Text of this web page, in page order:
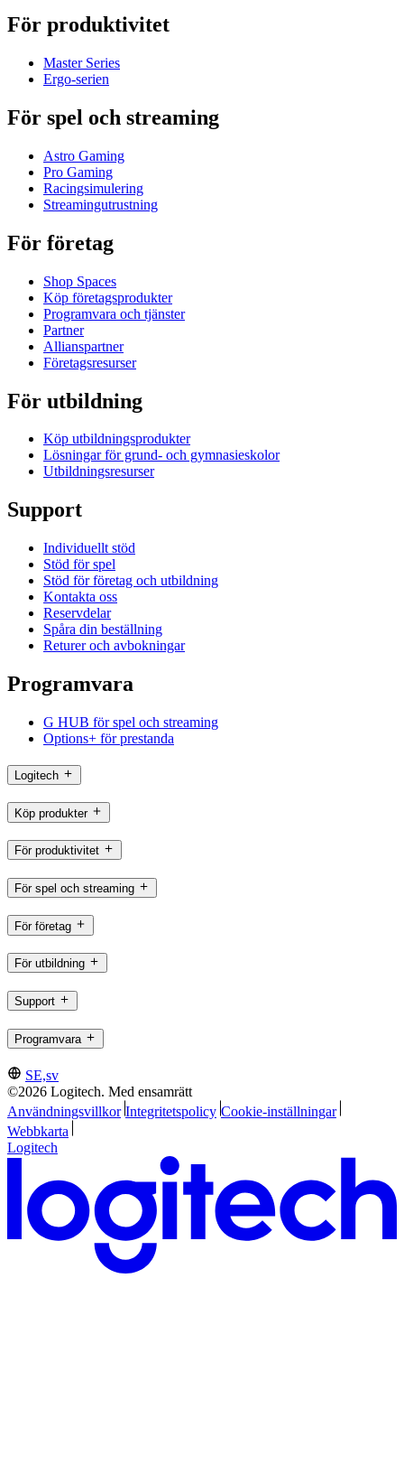
För produktivitet
Master Series
Ergo-serien
För spel och streaming
Astro Gaming
Pro Gaming
Racingsimulering
Streamingutrustning
För företag
Shop Spaces
Köp företagsprodukter
Programvara och tjänster
Partner
Allianspartner
Företagsresurser
För utbildning
Köp utbildningsprodukter
Lösningar för grund- och gymnasieskolor
Utbildningsresurser
Support
Individuellt stöd
Stöd för spel
Stöd för företag och utbildning
Kontakta oss
Reservdelar
Spåra din beställning
Returer och avbokningar
Programvara
G HUB för spel och streaming
Options+ för prestanda
Logitech
Köp produkter
För produktivitet
För spel och streaming
För företag
För utbildning
Support
Programvara
SE,sv
©2026 Logitech. Med ensamrätt
Användningsvillkor Integritetspolicy Cookie-inställningar
Webbkarta
Logitech